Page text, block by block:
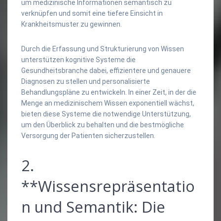
um medizinische Informationen semantisch zu
verknüpfen und somit eine tiefere Einsicht in
Krankheitsmuster zu gewinnen.
Durch die Erfassung und Strukturierung von Wissen
unterstützen kognitive Systeme die
Gesundheitsbranche dabei, effizientere und genauere
Diagnosen zu stellen und personalisierte
Behandlungspläne zu entwickeln. In einer Zeit, in der die
Menge an medizinischem Wissen exponentiell wächst,
bieten diese Systeme die notwendige Unterstützung,
um den Überblick zu behalten und die bestmögliche
Versorgung der Patienten sicherzustellen.
2.
**Wissensrepräsentatio
n und Semantik: Die